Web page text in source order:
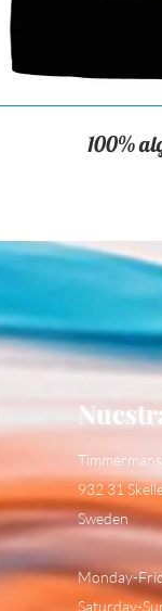
100%
932 31
Sweden
Monday-
Saturday-